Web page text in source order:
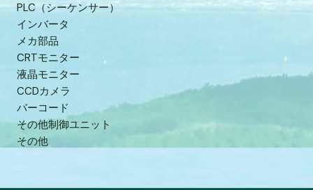
PLC（シーケンサー）
インバータ
メカ部品
CRTモニター
液晶モニター
CCDカメラ
バーコード
その他制御ユニット
その他